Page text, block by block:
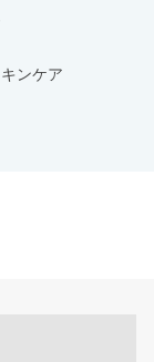
ンケア